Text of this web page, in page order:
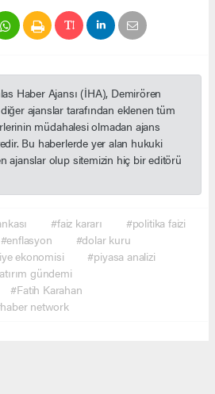
Haber Ajansı (İHA), Demirören
ajanslar tarafından eklenen tüm
müdahalesi olmadan ajans
Bu haberlerde yer alan hukuki
ajanslar olup sitemizin hiç bir editörü
#faiz kararı
#politika faizi
#enflasyon
#dolar kuru
ekonomisi
#piyasa analizi
gündemi
#Fatih Karahan
network